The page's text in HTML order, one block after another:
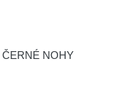
ČERNÉ NOHY